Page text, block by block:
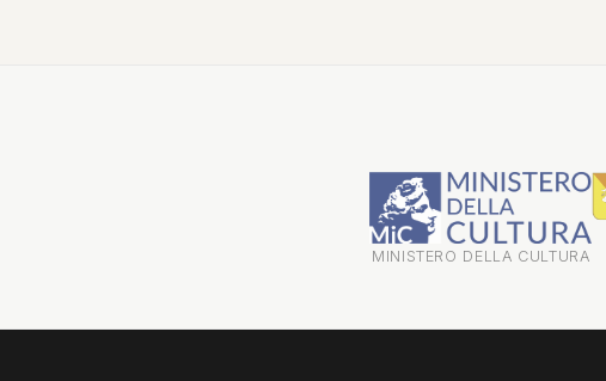
MINISTERO DELLA CULTURA